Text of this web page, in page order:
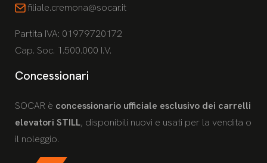
filiale.cremona@socar.it
Partita IVA: 01979720172
Cap. Soc. 1.500.000 I.V.
Concessionari
SOCAR è concessionario ufficiale esclusivo dei carrelli
elevatori STILL, disponibili nuovi e usati per la vendita o
il noleggio.